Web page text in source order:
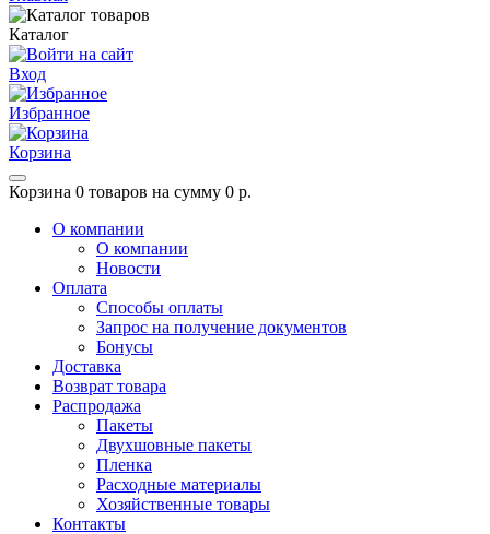
Каталог
Вход
Избранное
Корзина
Корзина 0 товаров на сумму 0 р.
О компании
О компании
Новости
Оплата
Способы оплаты
Запрос на получение документов
Бонусы
Доставка
Возврат товара
Распродажа
Пакеты
Двухшовные пакеты
Пленка
Расходные материалы
Хозяйственные товары
Контакты